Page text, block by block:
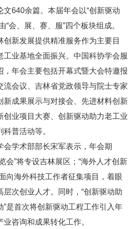
640余篇。本届年会以“创新驱动
“会、展、赛、服”四个板块组成。
创新发展提供精准服务作为主要目
工业基地全面振兴。中国科协学会服
，年会主要包括开幕式暨大会特邀报
流会议、吉林省党政领导与院士专家
新成果展示与对接会、先进材料创新
创业项目大赛、创新驱动助力老工业
普活动等。
会学术部部长宋军表示，年会期
会”将专设吉林展区；“海外人才创新
向海外科技工作者征集项目，着眼
层次创业人才。同时，“创新驱动助
”是首次将创新驱动工程工作引入年
咨询和成果转化工作。